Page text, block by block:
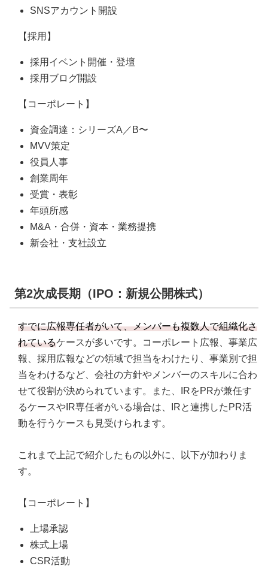
SNSアカウント開設
【採用】
採用イベント開催・登壇
採用ブログ開設
【コーポレート】
資金調達：シリーズA／B〜
MVV策定
役員人事
創業周年
受賞・表彰
年頭所感
M&A・合併・資本・業務提携
新会社・支社設立
第2次成長期（IPO：新規公開株式）
すでに広報専任者がいて、メンバーも複数人で組織化さ
れているケースが多いです。コーポレート広報、事業広
報、採用広報などの領域で担当をわけたり、事業別で担
当をわけるなど、会社の方針やメンバーのスキルに合わ
せて役割が決められています。また、IRをPRが兼任す
るケースやIR専任者がいる場合は、IRと連携したPR活
動を行うケースも見受けられます。
これまで上記で紹介したもの以外に、以下が加わりま
す。
【コーポレート】
上場承認
株式上場
CSR活動